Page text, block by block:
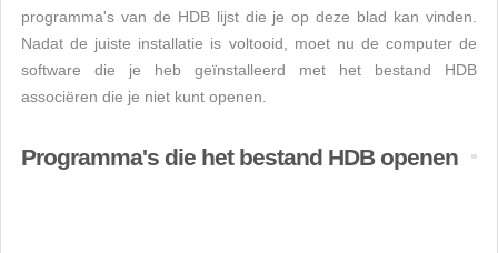
programma's van de HDB lijst die je op deze blad kan vinden.
Nadat de juiste installatie is voltooid, moet nu de computer de
software die je heb geïnstalleerd met het bestand HDB
associëren die je niet kunt openen.
Programma's die het bestand HDB openen